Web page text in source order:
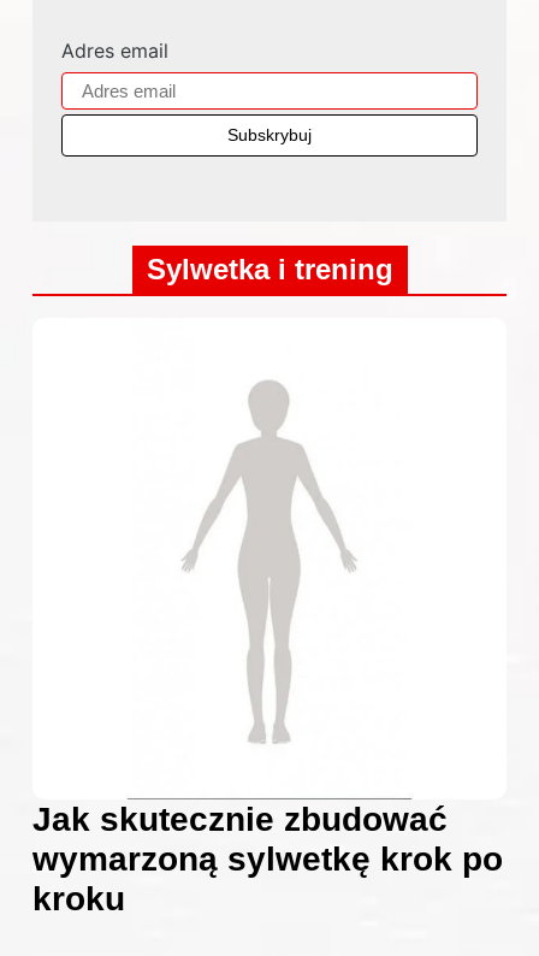
Adres email
Sylwetka i trening
Jak skutecznie zbudować
wymarzoną sylwetkę krok po
kroku